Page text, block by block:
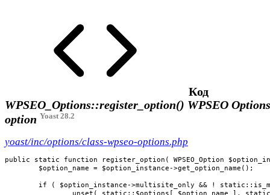
Код
WPSEO_Options::register_option() WPSEO
option Yoast 28.2
yoast/inc/options/class-wpseo-options.php
public static function register_option( WPSEO_Option